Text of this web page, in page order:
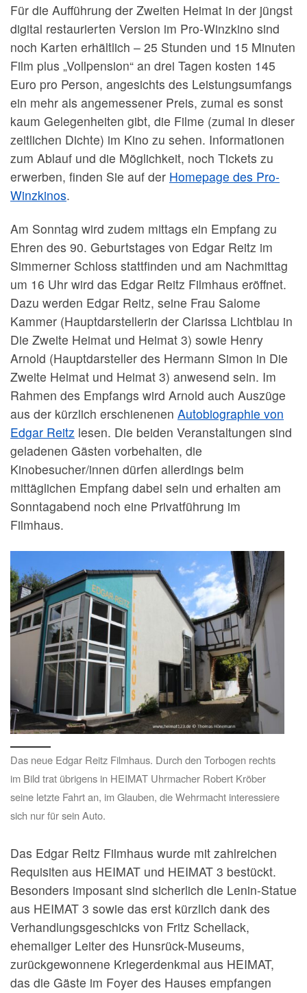
Für die Aufführung der Zweiten Heimat in der jüngst
digital restaurierten Version im Pro-Winzkino sind
noch Karten erhältlich – 25 Stunden und 15 Minuten
Film plus „Vollpension“ an drei Tagen kosten 145
Euro pro Person, angesichts des Leistungsumfangs
ein mehr als angemessener Preis, zumal es sonst
kaum Gelegenheiten gibt, die Filme (zumal in dieser
zeitlichen Dichte) im Kino zu sehen. Informationen
zum Ablauf und die Möglichkeit, noch Tickets zu
erwerben, finden Sie auf der Homepage des Pro-
Winzkinos.
Am Sonntag wird zudem mittags ein Empfang zu
Ehren des 90. Geburtstages von Edgar Reitz im
Simmerner Schloss stattfinden und am Nachmittag
um 16 Uhr wird das Edgar Reitz Filmhaus eröffnet.
Dazu werden Edgar Reitz, seine Frau Salome
Kammer (Hauptdarstellerin der Clarissa Lichtblau in
Die Zweite Heimat und Heimat 3) sowie Henry
Arnold (Hauptdarsteller des Hermann Simon in Die
Zweite Heimat und Heimat 3) anwesend sein. Im
Rahmen des Empfangs wird Arnold auch Auszüge
aus der kürzlich erschienenen Autobiographie von
Edgar Reitz lesen. Die beiden Veranstaltungen sind
geladenen Gästen vorbehalten, die
Kinobesucher/innen dürfen allerdings beim
mittäglichen Empfang dabei sein und erhalten am
Sonntagabend noch eine Privatführung im
Filmhaus.
Das neue Edgar Reitz Filmhaus. Durch den Torbogen rechts
im Bild trat übrigens in HEIMAT Uhrmacher Robert Kröber
seine letzte Fahrt an, im Glauben, die Wehrmacht interessiere
sich nur für sein Auto.
Das Edgar Reitz Filmhaus wurde mit zahlreichen
Requisiten aus HEIMAT und HEIMAT 3 bestückt.
Besonders imposant sind sicherlich die Lenin-Statue
aus HEIMAT 3 sowie das erst kürzlich dank des
Verhandlungsgeschicks von Fritz Schellack,
ehemaliger Leiter des Hunsrück-Museums,
zurückgewonnene Kriegerdenkmal aus HEIMAT,
das die Gäste im Foyer des Hauses empfangen